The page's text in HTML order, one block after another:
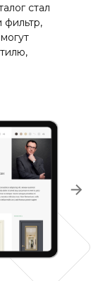
стал
фильтр,